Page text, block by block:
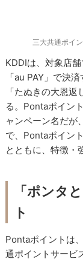
三大共通ポイ
KDDIは、対象店
「au PAY」で決
「たぬきの大恩
る。Pontaポイン
ャンペーン名だが
で、Pontaポイン
とともに、特徴・
「ポンタ
ト
Pontaポイントは
通ポイントサービ